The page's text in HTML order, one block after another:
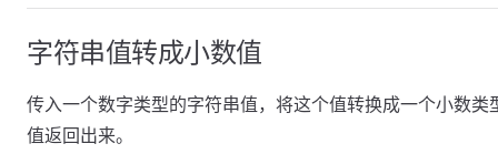
字符串值转成小数值
传入一个数字类型的字符串值，将这个值转换成一个小数类
值返回出来。